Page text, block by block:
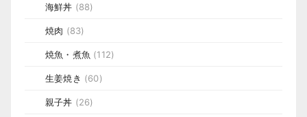
海鮮丼 (88)
焼肉 (83)
焼魚・煮魚 (112)
生姜焼き (60)
親子丼 (26)